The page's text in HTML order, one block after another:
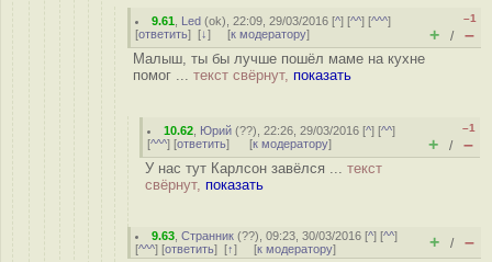
9.61 Led (ok), 22:09, 29/03/2016 [^] [^^] [^^^]
[ответить] [↓] [к модератору]
–1
+ / –
Малыш, ты бы лучше пошёл маме на кухне
помог ... текст свёрнут, показать
10.62 Юрий (??), 22:26, 29/03/2016 [^] [^^]
[^^^] [ответить] [к модератору]
–1
+ / –
У нас тут Карлсон завёлся ... текст
свёрнут, показать
9.63 ,Странник (??), 09:23, 30/03/2016 [^] [^^]
[^^^] [ответить] [↑] [к модератору] + / –